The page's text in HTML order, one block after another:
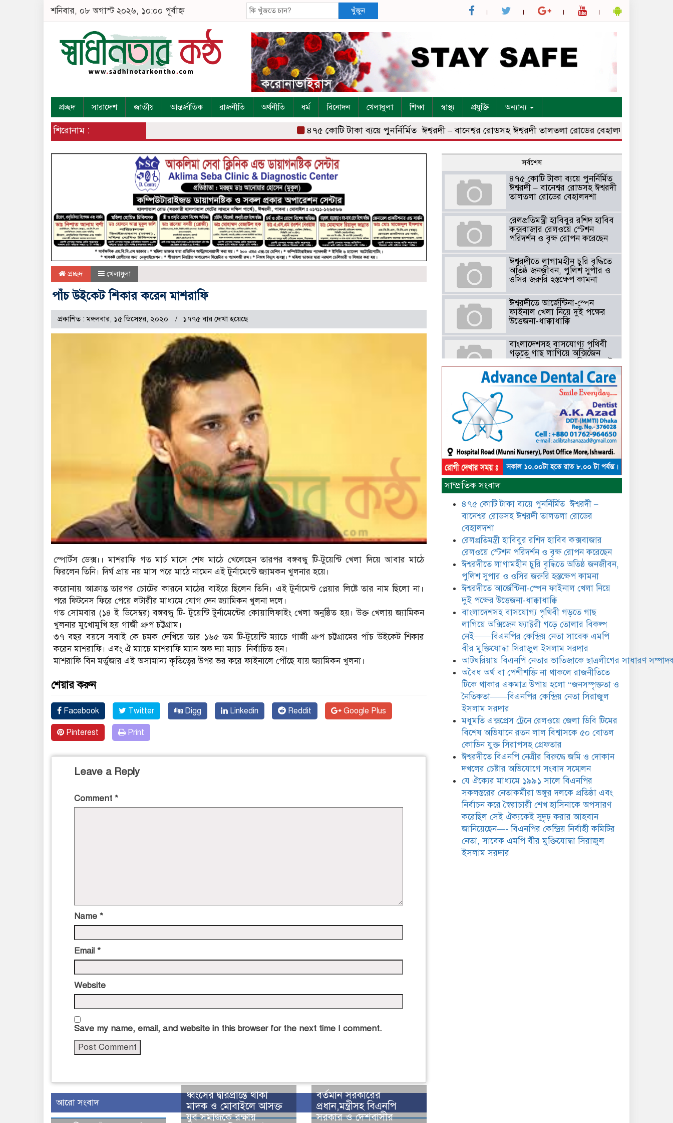
শনিবার, ০৮ অগাস্ট ২০২৬, ১০:০০ পূর্বাহ্ন খুঁজুন
প্রচ্ছদ সারাদেশ জাতীয় আন্তর্জাতিক রাজনীতি অর্থনীতি ধর্ম বিনোদন খেলাধুলা শিক্ষা স্বাস্থ্য প্রযুক্তি অন্যান্য
শিরোনাম : ৪৭৫ কোটি টাকা ব্যয়ে পুনর্নির্মিত ঈশ্বরদী – বানেশ্বর রোডসহ ঈশ্বরদী তালতলা রোডের বেহালদশা
প্রচ্ছদ খেলাধুলা
পাঁচ উইকেট শিকার করেন মাশরাফি
প্রকাশিত : মঙ্গলবার, ১৫ ডিসেম্বর, ২০২০ ১৭৭৫ বার দেখা হয়েছে
স্পোর্টস ডেক্স।। মাশরাফি গত মার্চ মাসে শেষ মাঠে খেলেছেন তারপর বঙ্গবন্ধু টি-টুয়েন্টি খেলা দিয়ে আবার মাঠে
ফিরলেন তিনি। দির্ঘ প্রায় নয় মাস পরে মাঠে নামেন এই টুর্নামেন্টে জ্যামকন খুলনার হয়ে।
করোনায় আক্রান্ত তারপর চোটের কারনে মাঠের বাইরে ছিলেন তিনি। এই টুর্নামেন্ট প্লেয়ার লিষ্টে তার নাম ছিলো না।
পরে ফিটনেস ফিরে পেয়ে লটারীর মাধ্যমে যোগ দেন জ্যামিকন খুলনা দলে।
গত সোমবার (১৪ ই ডিসেম্বর) বঙ্গবন্ধু টি- টুয়েন্টি টুর্নামেন্টের কোয়ালিফাইং খেলা অনুষ্ঠিত হয়। উক্ত খেলায় জ্যামিকন
খুলনার মুখোমুখি হয় গাজী গ্রুপ চট্টগ্রাম।
৩৭ বছর বয়সে সবাই কে চমক দেখিয়ে তার ১৬৫ তম টি-টুয়েন্টি ম্যাচে গাজী গ্রুপ চট্টগ্রামের পাঁচ উইকেট শিকার
করেন মাশরাফি। এবং ঐ ম্যাচে মাশরাফি ম্যান অফ দ্যা ম্যাচ নির্বাচিত হন।
মাশরাফি বিন মর্তুজার এই অসামান্য কৃতিত্বের উপর ভর করে ফাইনালে পৌঁছে যায় জ্যামিকন খুলনা।
শেয়ার করুন
Facebook Twitter Digg Linkedin Reddit Google Plus
Pinterest Print
Leave a Reply
Comment *
Name *
Email *
Website
Save my name, email, and website in this browser for the next time I comment.
আরো সংবাদ
ধ্বংসের দ্বারপ্রান্তে থাকা
মাদক ও মোবাইলে আসক্ত
যুব সমাজকে রক্ষায়
বর্তমান সরকারের
প্রধান,মন্ত্রীসহ বিএনপি
সরকার ও দেশবাসীর
সর্বশেষ
৪৭৫ কোটি টাকা ব্যয়ে পুনর্নির্মিত
ঈশ্বরদী – বানেশ্বর রোডসহ ঈশ্বরদী
তালতলা রোডের বেহালদশা
রেলপ্রতিমন্ত্রী হাবিবুর রশিদ হাবিব
কক্সবাজার রেলওয়ে স্টেশন
পরিদর্শন ও বৃক্ষ রোপন করেছেন
ঈশ্বরদীতে লাগামহীন চুরি বৃদ্ধিতে
অতিষ্ঠ জনজীবন, পুলিশ সুপার ও
ওসির জরুরি হস্তক্ষেপ কামনা ​
ঈশ্বরদীতে আর্জেন্টিনা-স্পেন
ফাইনাল খেলা নিয়ে দুই পক্ষের
উত্তেজনা-ধাক্কাধাক্কি
বাংলাদেশসহ বাসযোগ্য পৃথিবী
গড়তে গাছ লাগিয়ে অক্সিজেন
——বিএনপির কেন্দ্রিয় নেতা
সাবেক এমপি বীর মুক্তিযোদ্ধা
সিরাজুল ইসলাম সরদার
আটঘরিয়ায় বিএনপি নেতার ভাতিজাকে ছাত্রলীগের সাধারণ সম্পাদক
​​অবৈধ অর্থ বা পেশীশক্তি না থাকলে
রাজনীতিতে টিকে থাকার একমাত্র
নৈতিকতা——বিএনপির কেন্দ্রিয়
নেতা সিরাজুল ইসলাম সরদার
জেলা ডিবি টিমের বিশেষ অভিযানে
রতন লাল বিশ্বাসকে ৫০ বোতল
কোডিন যুক্ত সিরাপসহ গ্রেফতার
ঈশ্বরদীতে বিএনপি নেত্রীর বিরুদ্ধে
জমি ও দোকান দখলের চেষ্টার
অভিযোগে সংবাদ সম্মেলন
যে ঐক্যের মাধ্যমে ১৯৯১ সালে
বিএনপির সকলস্তরের নেতাকর্মীরা
ভঙ্গুর দলকে প্রতিষ্ঠা এবং নির্বাচন
করে স্বৈরাচারী শেখ হাসিনাকে
অপসারণ করেছিল সেই ঐক্যকেই
সুদৃঢ় করার আহবান জানিয়েছেন—- বিএনপির কেন্দ্রিয়
নির্বাহী কমিটির নেতা, সাবেক এমপি বীর মুক্তিযোদ্ধা
সিরাজুল ইসলাম সরদার
সাম্প্রতিক সংবাদ
৪৭৫ কোটি টাকা ব্যয়ে পুনর্নির্মিত ঈশ্বরদী –
বানেশ্বর রোডসহ ঈশ্বরদী তালতলা রোডের
বেহালদশা
রেলপ্রতিমন্ত্রী হাবিবুর রশিদ হাবিব কক্সবাজার
রেলওয়ে স্টেশন পরিদর্শন ও বৃক্ষ রোপন করেছেন
ঈশ্বরদীতে লাগামহীন চুরি বৃদ্ধিতে অতিষ্ঠ জনজীবন,
পুলিশ সুপার ও ওসির জরুরি হস্তক্ষেপ কামনা ​
ঈশ্বরদীতে আর্জেন্টিনা-স্পেন ফাইনাল খেলা নিয়ে
দুই পক্ষের উত্তেজনা-ধাক্কাধাক্কি
বাংলাদেশসহ বাসযোগ্য পৃথিবী গড়তে গাছ
লাগিয়ে অক্সিজেন ফ্যাক্টরী গড়ে তোলার বিকল্প
নেই——বিএনপির কেন্দ্রিয় নেতা সাবেক এমপি
বীর মুক্তিযোদ্ধা সিরাজুল ইসলাম সরদার
আটঘরিয়ায় বিএনপি নেতার ভাতিজাকে ছাত্রলীগের সাধারণ
​​অবৈধ অর্থ বা পেশীশক্তি না থাকলে রাজনীতিতে
টিকে থাকার একমাত্র উপায় হলো “জনসম্পৃক্ততা ও
নৈতিকতা——বিএনপির কেন্দ্রিয় নেতা সিরাজুল
ইসলাম সরদার
মধুমতি এক্সপ্রেস ট্রেনে রেলওয়ে জেলা ডিবি টিমের
বিশেষ অভিযানে রতন লাল বিশ্বাসকে ৫০ বোতল
কোডিন যুক্ত সিরাপসহ গ্রেফতার
ঈশ্বরদীতে বিএনপি নেত্রীর বিরুদ্ধে জমি ও দোকান
দখলের চেষ্টার অভিযোগে সংবাদ সম্মেলন
যে ঐক্যের মাধ্যমে ১৯৯১ সালে বিএনপির
সকলস্তরের নেতাকর্মীরা ভঙ্গুর দলকে প্রতিষ্ঠা এবং
নির্বাচন করে স্বৈরাচারী শেখ হাসিনাকে অপসারণ
করেছিল সেই ঐক্যকেই সুদৃঢ় করার আহবান
জানিয়েছেন—- বিএনপির কেন্দ্রিয় নির্বাহী কমিটির
নেতা, সাবেক এমপি বীর মুক্তিযোদ্ধা সিরাজুল
ইসলাম সরদার